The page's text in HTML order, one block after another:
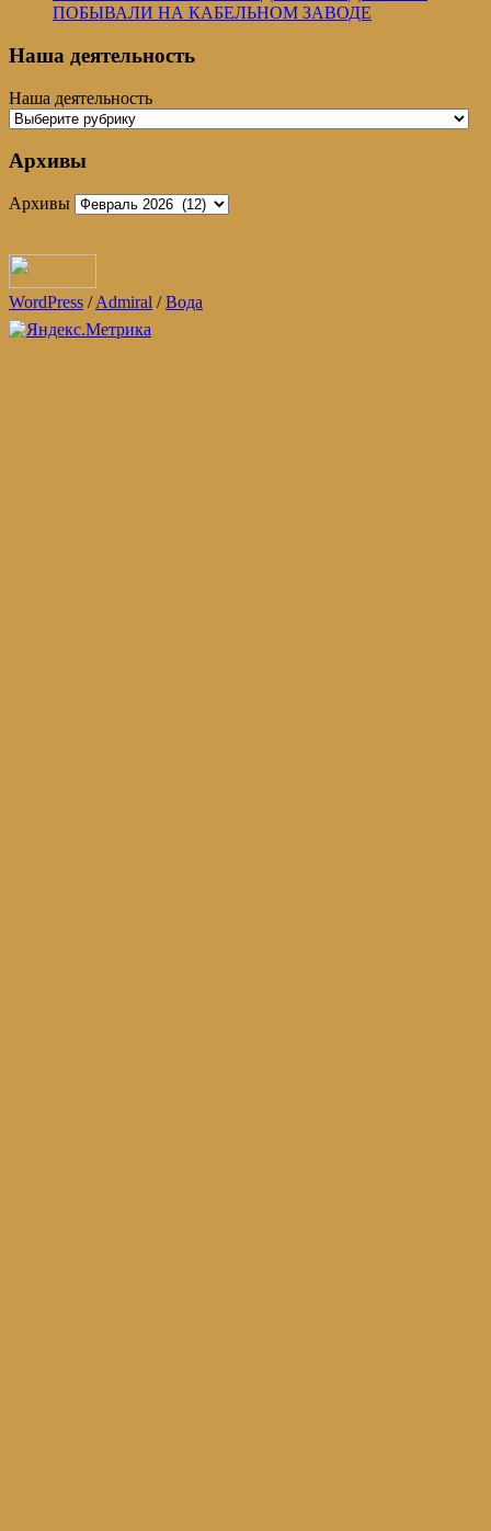
ПОБЫВАЛИ НА КАБЕЛЬНОМ ЗАВОДЕ
Наша деятельность
Наша деятельность
Архивы
Архивы
WordPress /Admiral /Вода